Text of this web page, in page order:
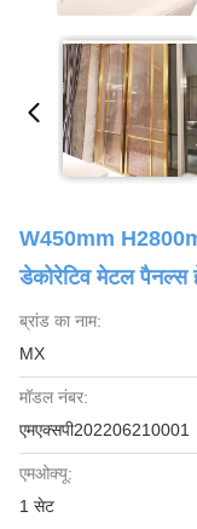
W450mm
डेकोरेटिव मेटल पैनल्स
ब्रांड का नाम:
MX
मॉडल नंबर:
एमएक्सपी202206210001
एमओक्यू:
1 सेट